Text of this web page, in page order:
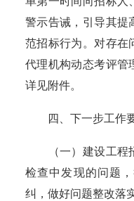
警示告诫，引导其提
范招标行为。对存在
代理机构动态考评管
详见附件。
四、下一步工作
（一）建设工程招
检查中发现的问题
纠，做好问题整改落